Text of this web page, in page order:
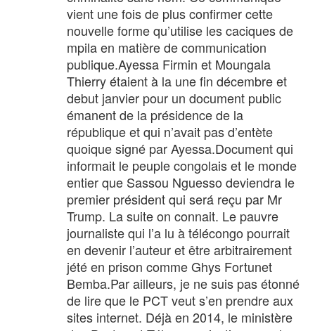
vient une fois de plus confirmer cette
nouvelle forme qu’utilise les caciques de
mpila en matière de communication
publique.Ayessa Firmin et Moungala
Thierry étaient à la une fin décembre et
debut janvier pour un document public
émanent de la présidence de la
république et qui n’avait pas d’entète
quoique signé par Ayessa.Document qui
informait le peuple congolais et le monde
entier que Sassou Nguesso deviendra le
premier président qui será reçu par Mr
Trump. La suite on connait. Le pauvre
journaliste qui l’a lu à télécongo pourrait
en devenir l’auteur et être arbitrairement
jété en prison comme Ghys Fortunet
Bemba.Par ailleurs, je ne suis pas étonné
de lire que le PCT veut s’en prendre aux
sites internet. Déjà en 2014, le ministère